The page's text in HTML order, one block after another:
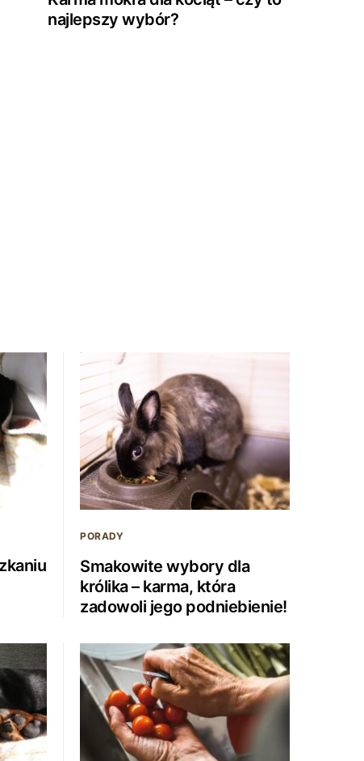
najlepszy wybór?
PORADY
Smakowite wybory dla
królika – karma, która
zadowoli jego podniebienie!